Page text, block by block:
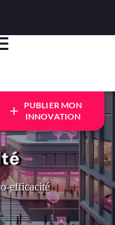
PUBLIER MON
INNOVATION
efficacité